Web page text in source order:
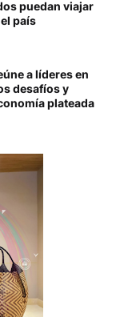
puedan viajar
país
a líderes en
desafíos y
plateada